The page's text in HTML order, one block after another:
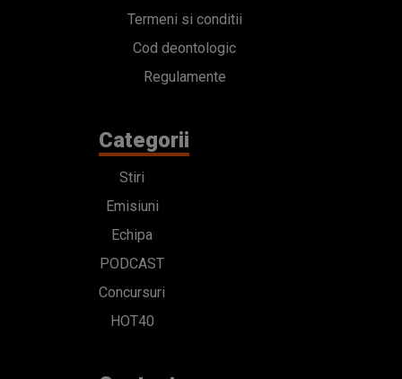
Termeni si conditii
Cod deontologic
Regulamente
Categorii
Stiri
Emisiuni
Echipa
PODCAST
Concursuri
HOT40